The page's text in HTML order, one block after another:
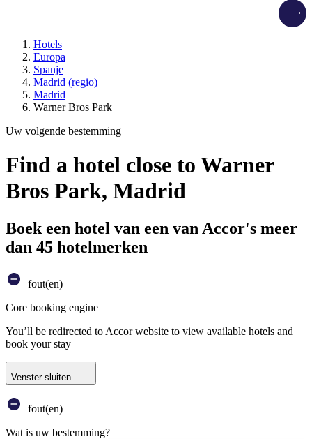
Hotels
Europa
Spanje
Madrid (regio)
Madrid
Warner Bros Park
Uw volgende bestemming
Find a hotel close to Warner
Bros Park, Madrid
Boek een hotel van een van Accor's meer
dan 45 hotelmerken
fout(en)
Core booking engine
You’ll be redirected to Accor website to view available hotels and
book your stay
Venster sluiten
fout(en)
Wat is uw bestemming?